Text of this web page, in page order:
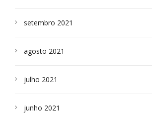
setembro 2021
agosto 2021
julho 2021
junho 2021